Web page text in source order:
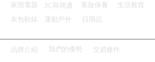
主要材質：不鏽鋼
商品尺寸：38*5*5cm
產地名稱：中國大陸
代理商：亞桓有限公司
家用電器 3C與周邊 美妝保養
生活雜貨
衣包鞋錶
運動戶外 日用品
品牌介紹 我們的優勢 交易條件